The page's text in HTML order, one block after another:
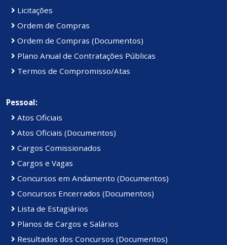
Licitações
Ordem de Compras
Ordem de Compras (Documentos)
Plano Anual de Contratações Públicas
Termos de Compromisso/Atas
Pessoal:
Atos Oficiais
Atos Oficiais (Documentos)
Cargos Comissionados
Cargos e Vagas
Concursos em Andamento (Documentos)
Concursos Encerrados (Documentos)
Lista de Estagiários
Planos de Cargos e Salários
Resultados dos Concursos (Documentos)